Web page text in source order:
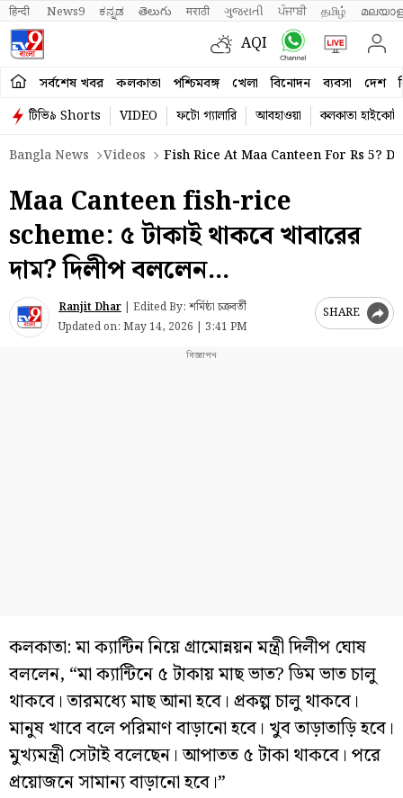
हिन्दी News9 ಕನ್ನಡ తెలుగు मराठी ગુજરાતી ਪੰਜਾਬੀ தமிழ்
AQI
সর্বশেষ খবর কলকাতা পশ্চিমবঙ্গ খেলা বিনোদন ব্যবসা দেশ
টিভি৯ Shorts VIDEO ফটো গ্যালারি আবহাওয়া
কলকাতা হাইকোর্ট
Bangla News
Videos Fish Rice At Maa Canteen For Rs 5?
Maa Canteen fish-rice
scheme: ৫ টাকাই থাকবে খাবারের
দাম? দিলীপ বললেন…
Ranjit Dhar | Edited By: শর্মিষ্ঠা চক্রবর্তী
Updated on: May 14, 2026 | 3:41 PM
SHARE
কলকাতা: মা ক্যান্টিন নিয়ে গ্রামোন্নয়ন মন্ত্রী দিলীপ ঘোষ
বললেন, “মা ক্যান্টিনে ৫ টাকায় মাছ ভাত? ডিম ভাত চালু
থাকবে। তারমধ্যে মাছ আনা হবে। প্রকল্প চালু থাকবে।
মানুষ খাবে বলে পরিমাণ বাড়ানো হবে। খুব তাড়াতাড়ি হবে।
মুখ্যমন্ত্রী সেটাই বলেছেন। আপাতত ৫ টাকা থাকবে। পরে
প্রয়োজনে সামান্য বাড়ানো হবে।”